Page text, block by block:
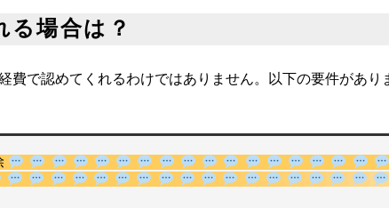
る場合は？
費で認めてくれるわけではありません。以下の要件があり